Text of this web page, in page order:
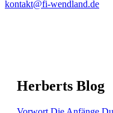
kontakt@fi-wendland.de
Herberts Blog